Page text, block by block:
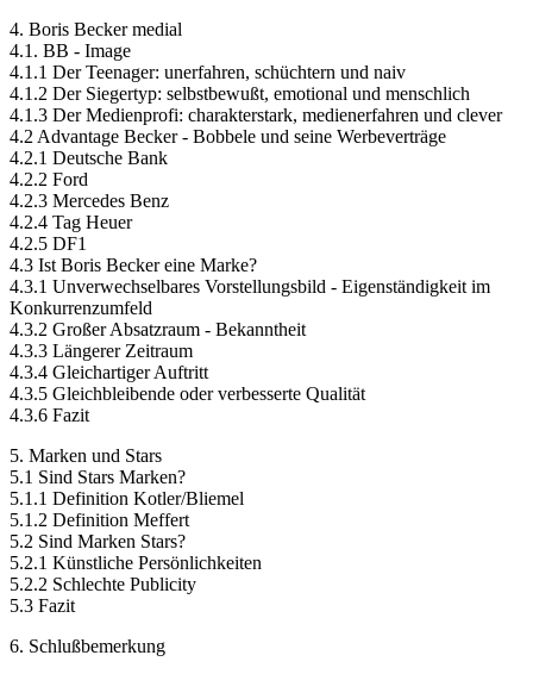
4. Boris Becker medial
4.1. BB - Image
4.1.1 Der Teenager: unerfahren, schüchtern und naiv
4.1.2 Der Siegertyp: selbstbewußt, emotional und menschlich
4.1.3 Der Medienprofi: charakterstark, medienerfahren und clever
4.2 Advantage Becker - Bobbele und seine Werbeverträge
4.2.1 Deutsche Bank
4.2.2 Ford
4.2.3 Mercedes Benz
4.2.4 Tag Heuer
4.2.5 DF1
4.3 Ist Boris Becker eine Marke?
4.3.1 Unverwechselbares Vorstellungsbild - Eigenständigkeit im
Konkurrenzumfeld
4.3.2 Großer Absatzraum - Bekanntheit
4.3.3 Längerer Zeitraum
4.3.4 Gleichartiger Auftritt
4.3.5 Gleichbleibende oder verbesserte Qualität
4.3.6 Fazit
5. Marken und Stars
5.1 Sind Stars Marken?
5.1.1 Definition Kotler/Bliemel
5.1.2 Definition Meffert
5.2 Sind Marken Stars?
5.2.1 Künstliche Persönlichkeiten
5.2.2 Schlechte Publicity
5.3 Fazit
6. Schlußbemerkung